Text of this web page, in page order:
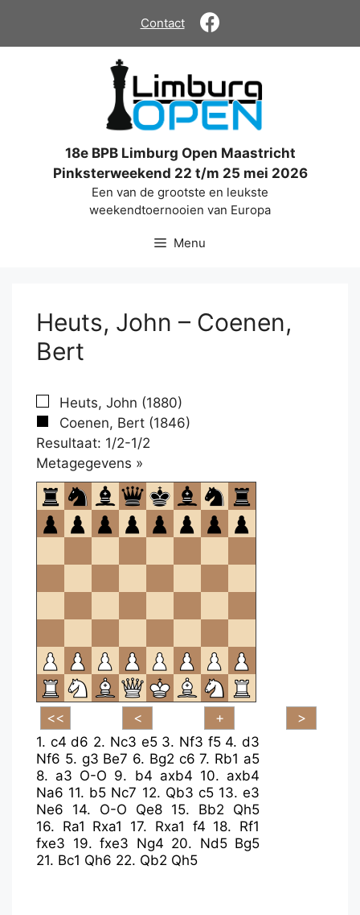
de
Contact
18e BPB Limburg Open Maastricht
Pinksterweekend 22 t/m 25 mei 2026
Een van de grootste en leukste
weekendtoernooien van Europa
Menu
Heuts, John – Coenen,
Bert
Heuts, John (1880)
Coenen, Bert (1846)
Resultaat: 1/2-1/2
Metagegevens »
om
te
openen.
1. c4 d6 2. Nc3 e5 3. Nf3 f5 4.d3
Nf6 5. g3 Be7 6. Bg2 c6 7. Rb1 a5
8. a3 O-O 9. b4 axb4 10. axb4
Na6 11. b5 Nc7 12. Qb3 c5 13. e3
Ne6
14. O-O Qe8 15. Bb2
Qh5
16. Ra1 Rxa1 17. Rxa1 f4 18. Rf1
fxe3 19. fxe3 Ng4 20. Nd5 Bg5
21. Bc1 Qh6 22. Qb2 Qh5